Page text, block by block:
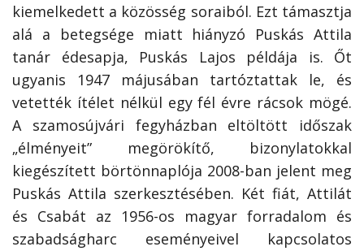
kiemelkedett a közösség soraiból. Ezt támasztja
alá a betegsége miatt hiányzó Puskás Attila
tanár édesapja, Puskás Lajos példája is. Őt
ugyanis 1947 májusában tartóztattak le, és
vetették ítélet nélkül egy fél évre rácsok mögé.
A szamosújvári fegyházban eltöltött időszak
„élményeit” megörökítő, bizonylatokkal
kiegészített börtönnaplója 2008-ban jelent meg
Puskás Attila szerkesztésében. Két fiát, Attilát
és Csabát az 1956-os magyar forradalom és
szabadságharc eseményeivel kapcsolatos